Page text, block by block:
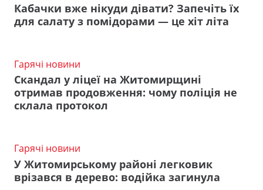
Кабачки вже нікуди дівати? Запечіть їх
для салату з помідорами — це хіт літа
Гарячі новини
Скандал у ліцеї на Житомирщині
отримав продовження: чому поліція не
склала протокол
Гарячі новини
У Житомирському районі легковик
врізався в дерево: водійка загинула